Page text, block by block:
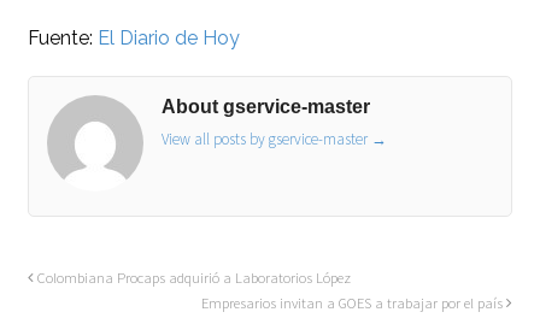
Fuente: El Diario de Hoy
About gservice-master
View all posts by gservice-master →
Colombiana Procaps adquirió a Laboratorios López
Empresarios invitan a GOES a trabajar por el país